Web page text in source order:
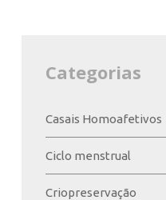
Categorias
Casais Homoafetivos
Ciclo menstrual
Criopreservação